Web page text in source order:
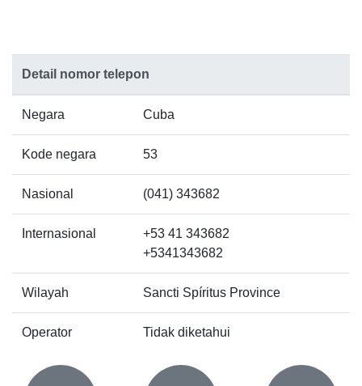
Detail nomor telepon
Negara Cuba
Kode negara 53
Nasional (041) 343682
Internasional
+53 41 343682
+5341343682
Wilayah Sancti Spíritus Province
Operator Tidak diketahui